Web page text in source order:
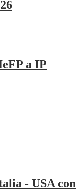
a IP
- USA con